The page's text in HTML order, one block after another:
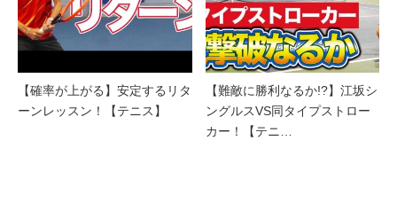
【確率が上がる】安定するリタ
ーンレッスン！【テニス】
【難敵に勝利なるか!?】江坂シ
ングルスVS同タイプストロー
カー！【テニ…